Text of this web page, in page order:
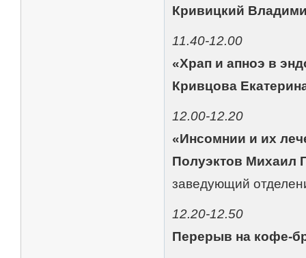
Кривицкий
11.40-12.00
«Храп и апноэ в
Кривцова
12.00-12.20
«Инсомнии и их
Полуэктов Михаил
заведующий
12.20-12.50
Перерыв на кофе-